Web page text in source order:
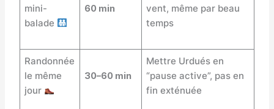
mini-
balade
60 min
vent, même par beau
temps
Randonnée
le même
jour
30–60 min
Mettre Urdués en
“pause active”, pas en
fin exténuée